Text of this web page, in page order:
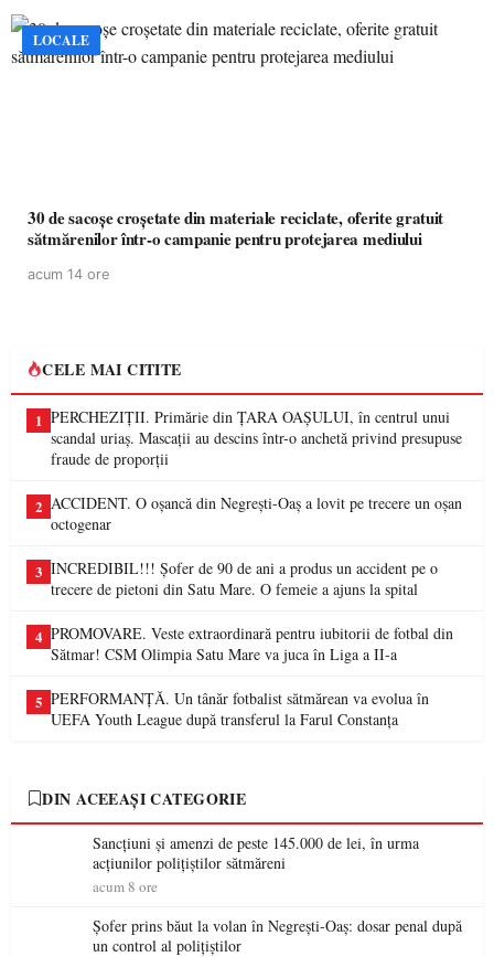
LOCALE
30 de sacoșe croșetate din materiale reciclate, oferite gratuit
sătmărenilor într-o campanie pentru protejarea mediului
acum 14 ore
CELE MAI CITITE
1 PERCHEZIȚII. Primărie din ȚARA OAȘULUI, în centrul unui
scandal uriaș. Mascații au descins într-o anchetă privind presupuse
fraude de proporții
2 ACCIDENT. O oșancă din Negrești-Oaș a lovit pe trecere un oșan
octogenar
3 INCREDIBIL!!! Șofer de 90 de ani a produs un accident pe o
trecere de pietoni din Satu Mare. O femeie a ajuns la spital
4 PROMOVARE. Veste extraordinară pentru iubitorii de fotbal din
Sătmar! CSM Olimpia Satu Mare va juca în Liga a II-a
5 PERFORMANȚĂ. Un tânăr fotbalist sătmărean va evolua în
UEFA Youth League după transferul la Farul Constanța
DIN ACEEAȘI CATEGORIE
Sancțiuni și amenzi de peste 145.000 de lei, în urma
acțiunilor polițiștilor sătmăreni
acum 8 ore
Șofer prins băut la volan în Negrești-Oaș: dosar penal după
un control al polițiștilor